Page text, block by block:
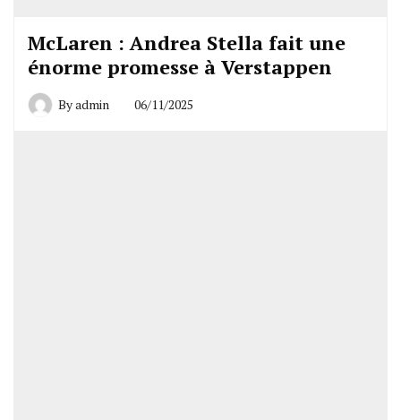
McLaren : Andrea Stella fait une
énorme promesse à Verstappen
Byadmin 06/11/2025